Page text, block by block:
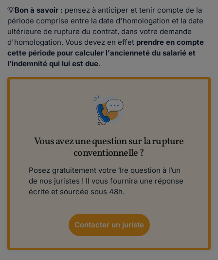
💡Bon à savoir : pensez à anticiper et tenir compte de la
période comprise entre la date d'homologation et la date
ultérieure de rupture du contrat, dans votre demande
d'homologation. Vous devez en effet prendre en compte
cette période pour calculer l'ancienneté du salarié et
l'indemnité qui lui est due.
Vous avez une question sur la rupture
conventionnelle ?
Posez gratuitement votre 1re ​​​question à l’un
de nos juristes ! Il vous fournira une réponse
écrite et sourcée sous 48h.
Contacter un juriste